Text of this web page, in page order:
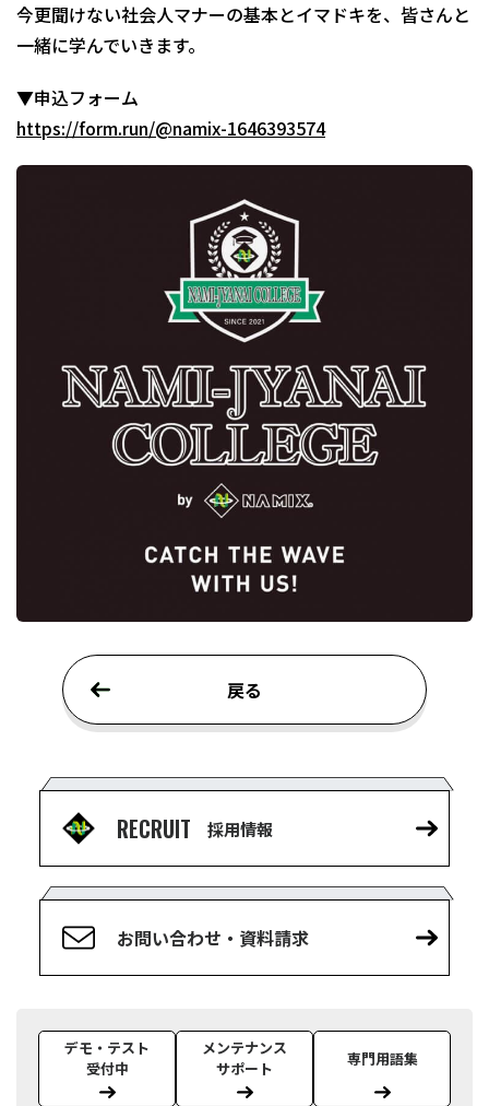
今更聞けない社会人マナーの基本とイマドキを、皆さんと
一緒に学んでいきます。
▼申込フォーム
https://form.run/@namix-1646393574
戻る
RECRUIT 採用情報
お問い合わせ・資料請求
デモ・テスト
受付中
メンテナンス
サポート
専門用語集